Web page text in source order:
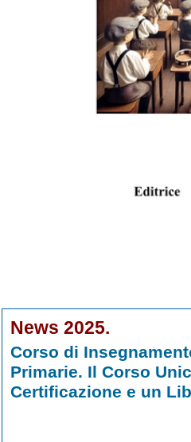
News 2025.
Corso di
Primarie. Il Corso
Certificazione e un